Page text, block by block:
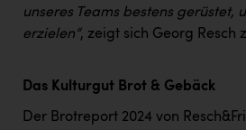
ZULuft - Zukunft Luft Austria
z.l.ö.
Wirtschaftskammer OÖ
unseres Teams bestens gerüstet,
erzielen“, zeigt sich Georg Resch
Das Kulturgut Brot & Gebäck
Der Brotreport 2024 von